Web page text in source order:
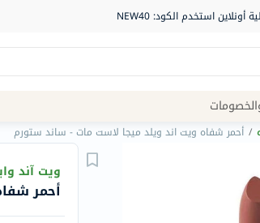
/ أحمر شفاه ويت اند ويلد ميجا لاست مات - ساند ستورم
ويت آند
أحمر